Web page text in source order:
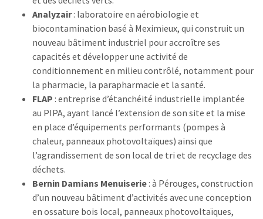
Analyzair: laboratoire en aérobiologie et
biocontamination basé à Meximieux, qui construit un
nouveau bâtiment industriel pour accroître ses
capacités et développer une activité de
conditionnement en milieu contrôlé, notamment pour
la pharmacie, la parapharmacie et la santé.
FLAP : entreprise d’étanchéité industrielle implantée
au PIPA, ayant lancé l’extension de son site et la mise
en place d’équipements performants (pompes à
chaleur, panneaux photovoltaïques) ainsi que
l’agrandissement de son local de tri et de recyclage des
déchets.
Bernin Damians Menuiserie : à Pérouges, construction
d’un nouveau bâtiment d’activités avec une conception
en ossature bois local, panneaux photovoltaïques,